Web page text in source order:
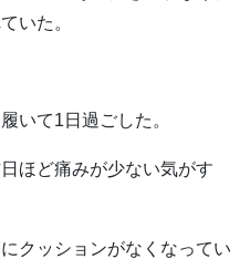
いた。
いて1日過ごした。
ほど痛みが少ない気がす
クッションがなくなってい